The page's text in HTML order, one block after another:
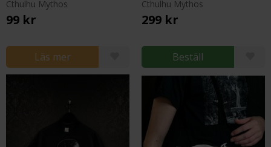
Cthulhu Mythos
99 kr
Läs mer
Cthulhu Mythos
299 kr
Beställ